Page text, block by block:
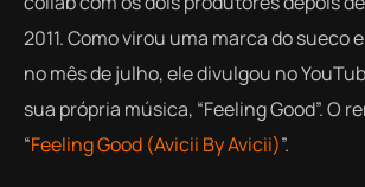
2011. Como virou uma marca do sueco
no mês de julho, ele divulgou no
sua própria música, “Feeling Good”. O
“Feeling Good (Avicii By Avicii)”.